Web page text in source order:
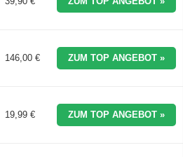
146,00 € ZUM TOP ANGEBOT »
19,99 € ZUM TOP ANGEBOT »